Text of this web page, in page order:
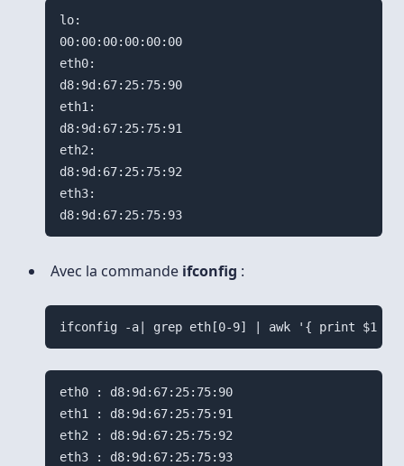
lo:
00:00:00:00:00:00
eth0:
d8:9d:67:25:75:90
eth1:
d8:9d:67:25:75:91
eth2:
d8:9d:67:25:75:92
eth3:
d8:9d:67:25:75:93
Avec la commande ifconfig :
eth0 : d8:9d:67:25:75:90
eth1 : d8:9d:67:25:75:91
eth2 : d8:9d:67:25:75:92
eth3 : d8:9d:67:25:75:93